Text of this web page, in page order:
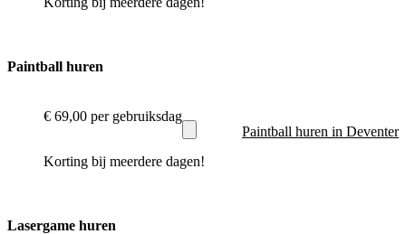
Paintball huren
€ 69,00 per gebruiksdag
Korting bij meerdere dagen!
Paintball huren in Deventer
Lasergame huren